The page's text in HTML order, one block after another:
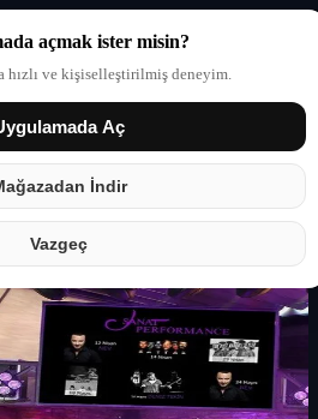
açmak ister misin?
hızlı ve kişiselleştirilmiş deneyim.
Aç
İndir
Vazgeç